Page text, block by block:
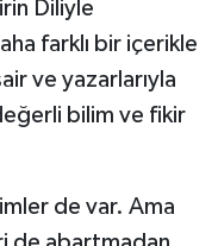
Diliyle
farklı bir içerikle
ve yazarlarıyla
bilim ve fikir
de var. Ama